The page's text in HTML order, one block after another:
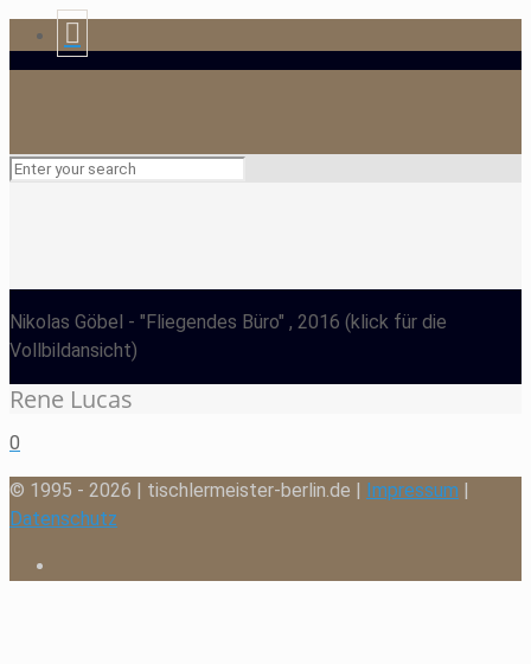
Nikolas Göbel - "Fliegendes Büro" , 2016 (klick für die
Vollbildansicht)
Rene Lucas
0
© 1995 - 2026 | tischlermeister-berlin.de | Impressum
Datenschutz